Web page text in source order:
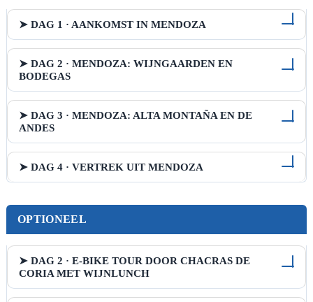
➤ DAG 1 · AANKOMST IN MENDOZA
➤ DAG 2 · MENDOZA: WIJNGAARDEN EN
BODEGAS
➤ DAG 3 · MENDOZA: ALTA MONTAÑA EN DE
ANDES
➤ DAG 4 · VERTREK UIT MENDOZA
OPTIONEEL
➤ DAG 2 · E-BIKE TOUR DOOR CHACRAS DE
CORIA MET WIJNLUNCH